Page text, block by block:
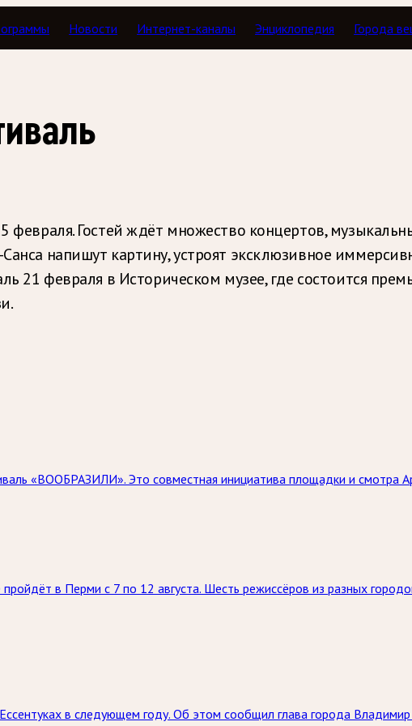
Новости Интернет-каналы Энциклопедия Города
Гостей ждёт множество концертов,
напишут картину, устроят эксклюзивное
21 февраля в Историческом музее, где состоится
«ВООБРАЗИЛИ». Это совместная инициатива площадки и смотра
в Перми с 7 по 12 августа. Шесть режиссёров из разных
в следующем году. Об этом сообщил глава города Владимир